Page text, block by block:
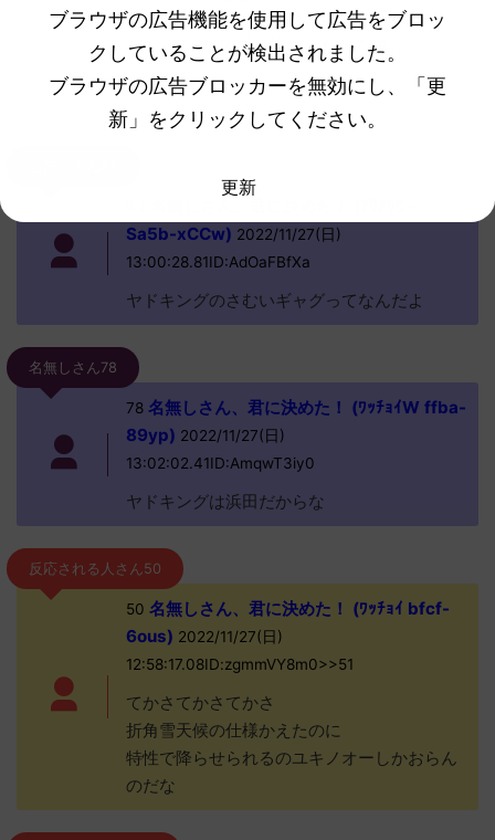
してるけど男の娘というよりイナ
イレのフブキ枠なんだよなあ...
続きを見る
Sa5b-xCCw) 2022/11/27(日)
13:00:28.81ID:AdOaFBfXa
ヤドキングのさむいギャグってなんだよ
名無しさん78
78名無しさん、君に決めた！ (ﾜｯﾁｮｲW ffba-
89yp) 2022/11/27(日)
13:02:02.41ID:AmqwT3iy0
ヤドキングは浜田だからな
反応される人さん50
50 名無しさん、君に決めた！ (ﾜｯﾁｮｲ bfcf-
6ous) 2022/11/27(日)
12:58:17.08ID:zgmmVY8m0>>51
てかさてかさてかさ
折角雪天候の仕様かえたのに
特性で降らせられるのユキノオーしかおらん
のだな
ブラウザの広告機能を使用して広告をブロッ
クしていることが検出されました。
ブラウザの広告ブロッカーを無効にし、「更
新」をクリックしてください。
更新